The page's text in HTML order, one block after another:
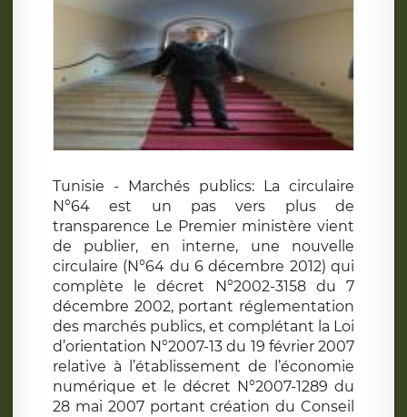
Tunisie - Marchés publics: La circulaire
N°64 est un pas vers plus de
transparence Le Premier ministère vient
de publier, en interne, une nouvelle
circulaire (N°64 du 6 décembre 2012) qui
complète le décret N°2002-3158 du 7
décembre 2002, portant réglementation
des marchés publics, et complétant la Loi
d’orientation N°2007-13 du 19 février 2007
relative à l’établissement de l’économie
numérique et le décret N°2007-1289 du
28 mai 2007 portant création du Conseil